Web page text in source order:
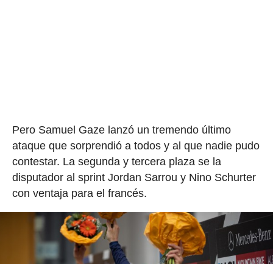
Pero Samuel Gaze lanzó un tremendo último
ataque que sorprendió a todos y al que nadie pudo
contestar. La segunda y tercera plaza se la
disputador al sprint Jordan Sarrou y Nino Schurter
con ventaja para el francés.